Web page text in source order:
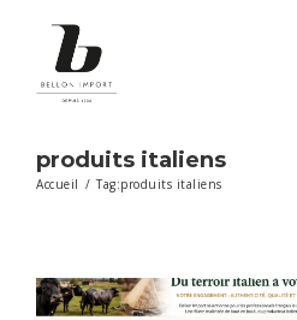
contenu
produits italiens
Accueil / Tag:produits italiens